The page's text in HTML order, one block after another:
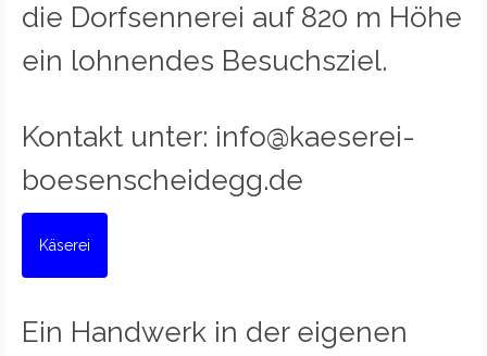
die Dorfsennerei auf 820 m Höhe
ein lohnendes Besuchsziel.
Kontakt unter: info@kaeserei-
boesenscheidegg.de
Käserei
Ein Handwerk in der eigenen